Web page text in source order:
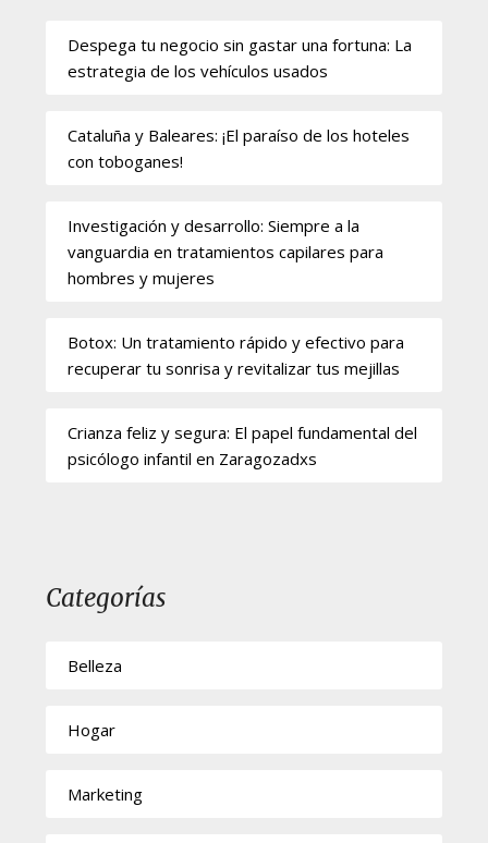
Despega tu negocio sin gastar una fortuna: La
estrategia de los vehículos usados
Cataluña y Baleares: ¡El paraíso de los hoteles
con toboganes!
Investigación y desarrollo: Siempre a la
vanguardia en tratamientos capilares para
hombres y mujeres
Botox: Un tratamiento rápido y efectivo para
recuperar tu sonrisa y revitalizar tus mejillas
Crianza feliz y segura: El papel fundamental del
psicólogo infantil en Zaragozadxs
Categorías
Belleza
Hogar
Marketing